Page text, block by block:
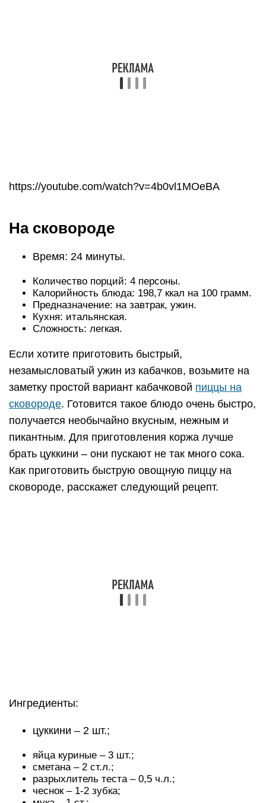
https://youtube.com/watch?v=4b0vl1MOeBA
На сковороде
Время: 24 минуты.
Количество порций: 4 персоны.
Калорийность блюда: 198,7 ккал на 100 грамм.
Предназначение: на завтрак, ужин.
Кухня: итальянская.
Сложность: легкая.
Если хотите приготовить быстрый,
незамысловатый ужин из кабачков, возьмите на
заметку простой вариант кабачковой пиццы на
сковороде. Готовится такое блюдо очень быстро,
получается необычайно вкусным, нежным и
пикантным. Для приготовления коржа лучше
брать цуккини – они пускают не так много сока.
Как приготовить быструю овощную пиццу на
сковороде, расскажет следующий рецепт.
Ингредиенты:
цуккини – 2 шт.;
яйца куриные – 3 шт.;
сметана – 2 ст.л.;
разрыхлитель теста – 0,5 ч.л.;
чеснок – 1-2 зубка;